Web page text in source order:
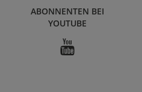
ABONNENTEN BEI
YOUTUBE